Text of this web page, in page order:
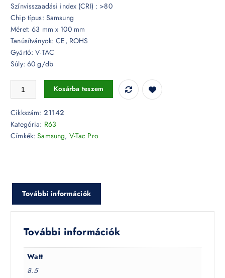
Színvisszaadási index (CRI) : >80
Chip típus: Samsung
Méret: 63 mm x 100 mm
Tanúsítványok: CE, ROHS
Gyártó: V-TAC
Súly: 60 g/db
8,5W LED izzó Samsung chip E27 R63 4000K 5 év garancia - 21142
Kosárba teszem
Cikkszám: 21142
Kategória: R63
Címkék:Samsung, V-Tac Pro
További információk
További információk
Watt
8.5